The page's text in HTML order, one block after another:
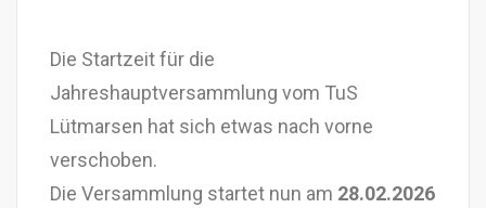
Die Startzeit für die
Jahreshauptversammlung vom TuS
Lütmarsen hat sich etwas nach vorne
verschoben.
Die Versammlung startet nun am 28.02.2026